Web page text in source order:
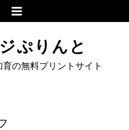
ぷりんと
の無料プリントサイト